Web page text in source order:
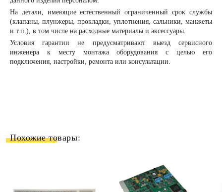
На детали, имеющие естественный ограниченный срок службы
(клапаны, плунжеры, прокладки, уплотнения, сальники, манжеты
и т.п.), в том числе на расходные материалы и аксессуары.
Условия гарантии не предусматривают выезд сервисного
инженера к месту монтажа оборудования с целью его
подключения, настройки, ремонта или консультации.
Похожие товары: